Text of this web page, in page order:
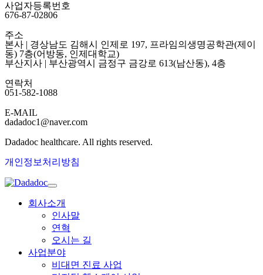
사업자등록번호
676-87-02806
주소
본사 | 경상남도 김해시 인제로 197, 프라임의생명공학관(제이
동) 7층(어방동, 인제대학교)
부산지사 | 부산광역시 금정구 금강로 613(남산동), 4층
연락처
051-582-1088
E-MAIL
dadadoc1@naver.com
Dadadoc healthcare. All rights reserved.
개인정보처리방침
회사소개
인사말
연혁
오시는 길
사업분야
비대면 진료 사업